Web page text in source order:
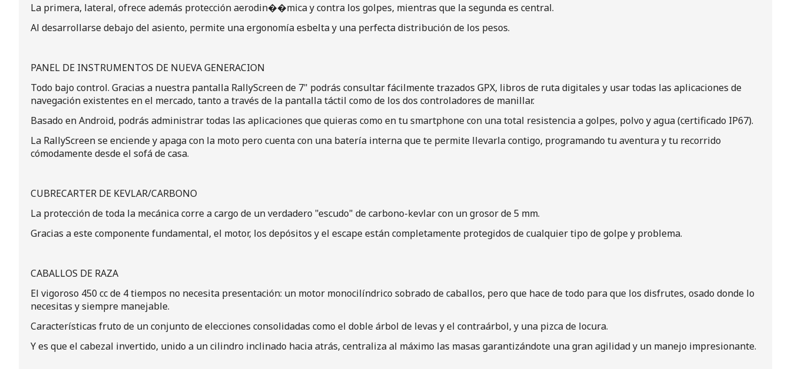
La primera, lateral, ofrece además protección aerodin��mica y contra los golpes, mientras que la segunda es central.
Al desarrollarse debajo del asiento, permite una ergonomía esbelta y una perfecta distribución de los pesos.
PANEL DE INSTRUMENTOS DE NUEVA GENERACION
Todo bajo control. Gracias a nuestra pantalla RallyScreen de 7" podrás consultar fácilmente trazados GPX, libros de ruta digitales y usar todas las aplicaciones de
navegación existentes en el mercado, tanto a través de la pantalla táctil como de los dos controladores de manillar.
Basado en Android, podrás administrar todas las aplicaciones que quieras como en tu smartphone con una total resistencia a golpes, polvo y agua (certificado IP67).
La RallyScreen se enciende y apaga con la moto pero cuenta con una batería interna que te permite llevarla contigo, programando tu aventura y tu recorrido
cómodamente desde el sofá de casa.
CUBRECARTER DE KEVLAR/CARBONO
La protección de toda la mecánica corre a cargo de un verdadero "escudo" de carbono-kevlar con un grosor de 5 mm.
Gracias a este componente fundamental, el motor, los depósitos y el escape están completamente protegidos de cualquier tipo de golpe y problema.
CABALLOS DE RAZA
El vigoroso 450 cc de 4 tiempos no necesita presentación: un motor monocilíndrico sobrado de caballos, pero que hace de todo para que los disfrutes, osado donde lo
necesitas y siempre manejable.
Características fruto de un conjunto de elecciones consolidadas como el doble árbol de levas y el contraárbol, y una pizca de locura.
Y es que el cabezal invertido, unido a un cilindro inclinado hacia atrás, centraliza al máximo las masas garantizándote una gran agilidad y un manejo impresionante.